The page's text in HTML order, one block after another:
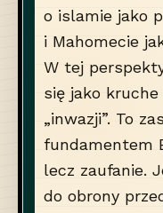
o islamie jako
i Mahomecie
W tej
się jako
„inwazji”. To
fundamentem
lecz zaufanie.
do obrony